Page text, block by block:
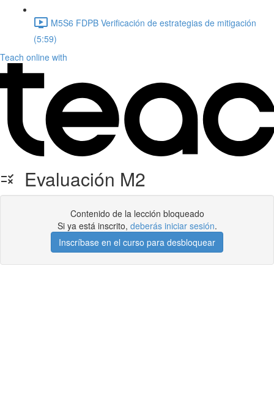
M5S6 FDPB Verificación de estrategias de mitigación
(5:59)
Teach online with
Evaluación M2
Contenido de la lección bloqueado
Si ya está inscrito, deberás iniciar sesión.
Inscríbase en el curso para desbloquear